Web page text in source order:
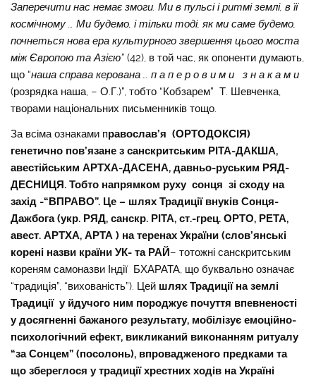
Заперечити нас немає змоги. Ми в пульсі і ритмі землі, в її
космічному … Ми будемо, і тільки тоді, як ми саме будемо,
почнеться нова ера культурного звершення цього моста
між Європою та Азією” (42), в той час, як опоненти думають,
що “наша справа керована … п а п е р о в и м и з н а к а м и
(розрядка наша, – О.Г.)”, тобто “Кобзарем” Т. Шевченка,
творами національних письменників тощо.
За всіма ознаками православ’я (ОРТОДОКСІЯ)
генетично пов’язане з санскритським РІТА-ДАКША,
авестійським АРТХА-ДАСЕНА, давньо-руським РЯД-
ДЕСНИЦЯ. Тобто напрямком руху сонця зі сходу на
захід -“ВПРАВО”. Це – шлях Традиції внуків Сонця-
Дажбога (укр. РЯД, санскр. РІТА, ст.-грец. ОРТО, РЕТА,
авест. АРТХА, АРТА ) на теренах України (слов’янські
корені назви країни УК- та РАЙ– тотожні санскритським
кореням самоназви Індії БХАРАТА, що буквально означає
“традиція”, “вихованість”). Цей шлях Традиції на землі
Традиції у йдучого ним породжує почуття впевненості
у досягненні бажаного результату, мобілізує емоційно-
психологічний ефект, викликаний виконанням ритуалу
“за Сонцем” (посолонь), впровадженого предками та
що збереглося у традиції хрестних ходів на Україні